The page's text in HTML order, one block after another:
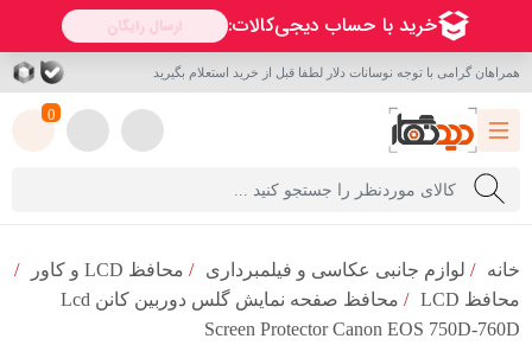
همراهان گرامی با توجه نوسانات دلار لطفا قبل از خرید استعلام بگیرید
0
خانه / لوازم جانبی عکاسی و فیلمبرداری / محافظ LCD و کاور
/
محافظ LCD
/
محافظ صفحه نمایش گلس دوربین کانن Lcd
Screen Protector Canon EOS 750D-760D